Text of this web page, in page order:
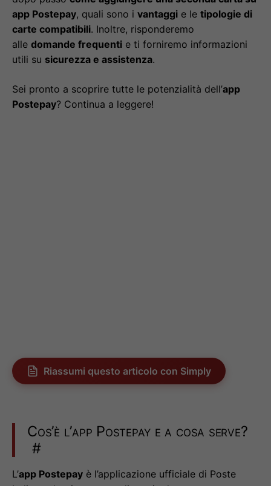
app Postepay, quali sono i vantaggi e le tipologie di
carte compatibili. Inoltre, risponderemo
alle domande frequenti e ti forniremo informazioni
utili su sicurezza e assistenza.
Sei pronto a scoprire tutte le potenzialità dell’app
Postepay? Continua a leggere!
Riassumi questo articolo con Simply
Cos’è l’app Postepay e a cosa serve?
#
L’app Postepay è l’applicazione ufficiale di Poste